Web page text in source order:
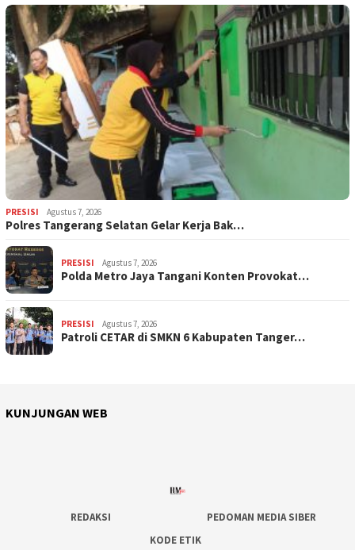
PRESISI Agustus 7, 2026
Polres Tangerang Selatan Gelar Kerja Bak…
PRESISI Agustus 7, 2026
Polda Metro Jaya Tangani Konten Provokat…
PRESISI Agustus 7, 2026
Patroli CETAR di SMKN 6 Kabupaten Tanger…
KUNJUNGAN WEB
REDAKSI
PEDOMAN MEDIA SIBER
KODE ETIK